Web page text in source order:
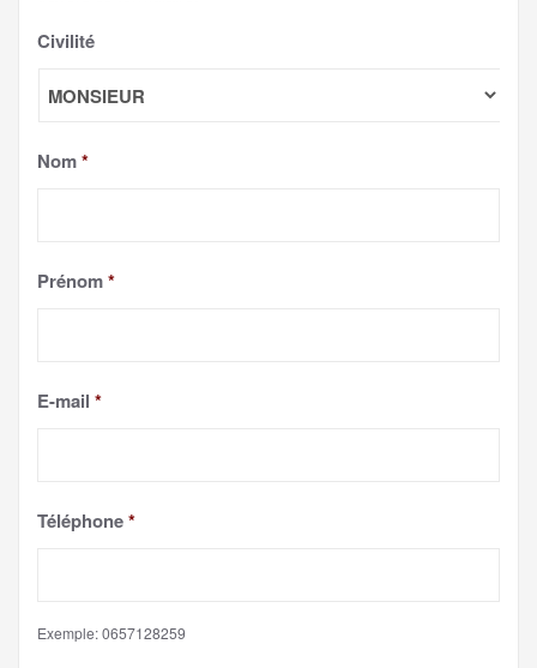
Civilité
Nom*
Prénom*
E-mail *
Téléphone*
Exemple: 0657128259